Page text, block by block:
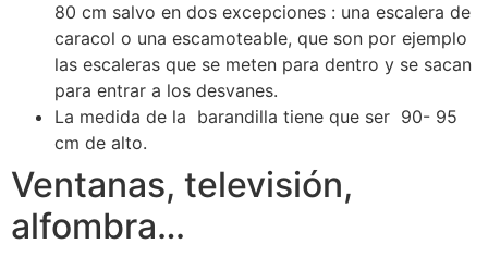
80 cm salvo en dos excepciones : una escalera de
caracol o una escamoteable, que son por ejemplo
las escaleras que se meten para dentro y se sacan
para entrar a los desvanes.
La medida de la barandilla tiene que ser 90- 95
cm de alto.
Ventanas, televisión,
alfombra…